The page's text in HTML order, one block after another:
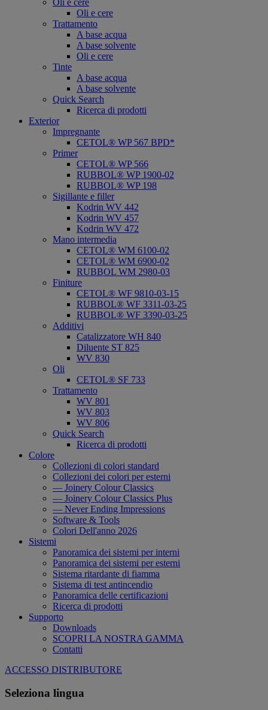
Oli e cere
Oli e cere
Trattamento
A base acqua
A base solvente
Oli e cere
Tinte
A base acqua
A base solvente
Quick Search
Ricerca di prodotti
Exterior
Impregnante
CETOL® WP 567 BPD*
Primer
CETOL® WP 566
RUBBOL® WP 1900-02
RUBBOL® WP 198
Sigillante e filler
Kodrin WV 442
Kodrin WV 457
Kodrin WV 472
Mano intermedia
CETOL® WM 6100-02
CETOL® WM 6900-02
RUBBOL WM 2980-03
Finiture
CETOL® WF 9810-03-15
RUBBOL® WF 3311-03-25
RUBBOL® WF 3390-03-25
Additivi
Catalizzatore WH 840
Diluente ST 825
WV 830
Oli
CETOL® SF 733
Trattamento
WV 801
WV 803
WV 806
Quick Search
Ricerca di prodotti
Colore
Collezioni di colori standard
Collezioni dei colori per esterni
— Joinery Colour Classics
— Joinery Colour Classics Plus
— Never Ending Impressions
Software & Tools
Colori Dell'anno 2026
Sistemi
Panoramica dei sistemi per interni
Panoramica dei sistemi per esterni
Sistema ritardante di fiamma
Sistema di test antincendio
Panoramica delle certificazioni
Ricerca di prodotti
Supporto
Downloads
SCOPRI LA NOSTRA GAMMA
Contatti
ACCESSO DISTRIBUTORE
Seleziona lingua